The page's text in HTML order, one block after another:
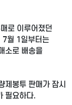
로 이루어졌던
7월 1일부터는
소로 배송을
제봉투 판매가 잠시
필요하다.